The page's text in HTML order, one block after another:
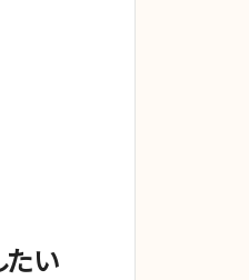
たい